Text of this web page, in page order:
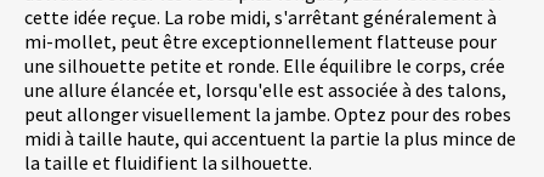
cette idée reçue. La robe midi, s'arrêtant généralement à
mi-mollet, peut être exceptionnellement flatteuse pour
une silhouette petite et ronde. Elle équilibre le corps, crée
une allure élancée et, lorsqu'elle est associée à des talons,
peut allonger visuellement la jambe. Optez pour des robes
midi à taille haute, qui accentuent la partie la plus mince de
la taille et fluidifient la silhouette.